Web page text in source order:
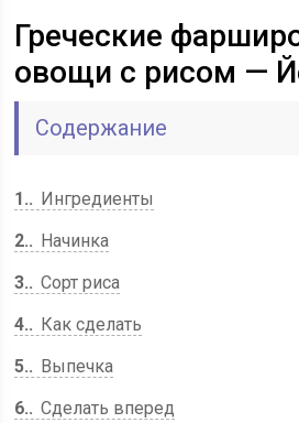
Греческие
овощи с рисом —
Содержание
1.
Ингредиенты
2.
Начинка
3.
Сорт риса
4.
Как сделать
5.
Выпечка
6.
Сделать вперед